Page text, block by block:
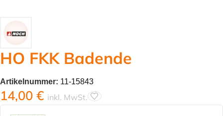
HO FKK Badende
Artikelnummer: 11-15843
14,00 € inkl. MwSt.